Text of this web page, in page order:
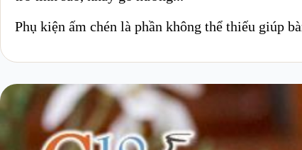
Phụ kiện ấm chén là phần không thể thiếu giúp